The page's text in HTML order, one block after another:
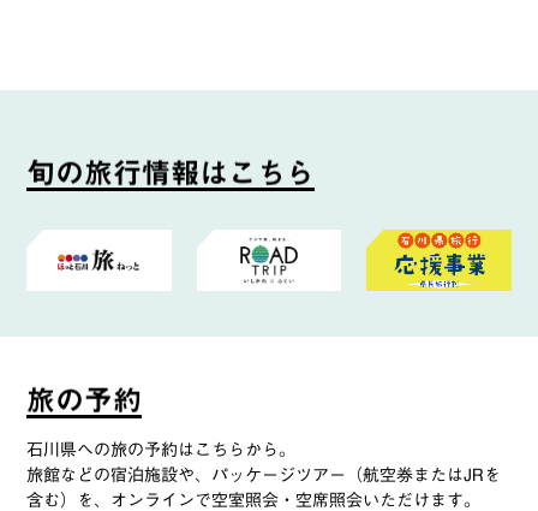
旬の旅行情報は こ ち ら
旅の予約
石川県への旅の予約はこちらから。
旅館などの宿泊施設や、パッケージツアー（航空券またはJRを
含む）を、オンラインで空室照会・空席照会いただけます。